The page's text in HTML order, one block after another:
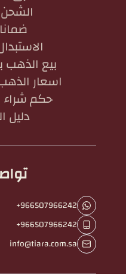
بيع
اسعار
حكم شراء
دليل
+966507966242
+966507966242
info@tiara.com.sa